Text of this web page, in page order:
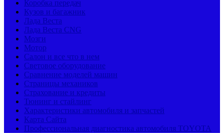
Коробка передач
Кузов и багажник
Лада Веста
Лада Веста CNG
Мозги
Мотор
Салон и все что в нем
Световое оборудование
Сравнение моделей машин
Страницы механиков
Страхование и кредиты
Тюнинг и стайлинг
Характеристики автомобиля и запчастей
Карта Сайта
Профессиональная диагностика автомобиля TOYOTA